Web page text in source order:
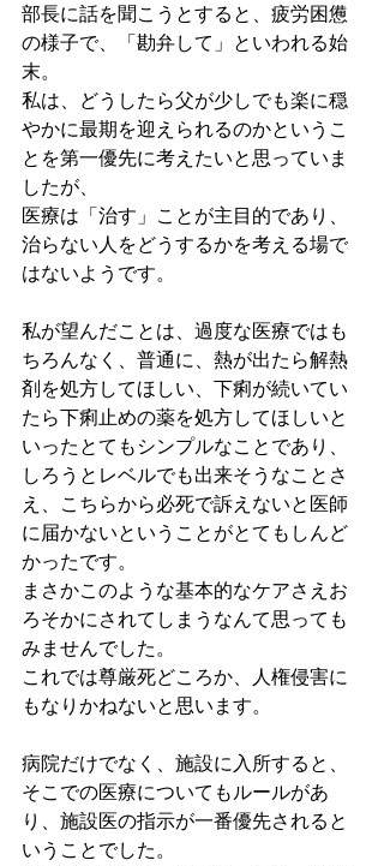
部長に話を聞こうとすると、疲労困憊
の様子で、「勘弁して」といわれる始
末。
私は、どうしたら父が少しでも楽に穏
やかに最期を迎えられるのかというこ
とを第一優先に考えたいと思っていま
したが、
医療は「治す」ことが主目的であり、
治らない人をどうするかを考える場で
はないようです。
私が望んだことは、過度な医療ではも
ちろんなく、普通に、熱が出たら解熱
剤を処方してほしい、下痢が続いてい
たら下痢止めの薬を処方してほしいと
いったとてもシンプルなことであり、
しろうとレベルでも出来そうなことさ
え、こちらから必死で訴えないと医師
に届かないということがとてもしんど
かったです。
まさかこのような基本的なケアさえお
ろそかにされてしまうなんて思っても
みませんでした。
これでは尊厳死どころか、人権侵害に
もなりかねないと思います。
病院だけでなく、施設に入所すると、
そこでの医療についてもルールがあ
り、施設医の指示が一番優先されると
いうことでした。